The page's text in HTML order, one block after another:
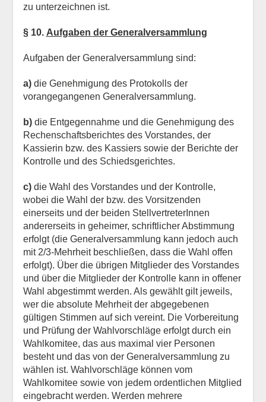
zu unterzeichnen ist.
§ 10. Aufgaben der Generalversammlung
Aufgaben der Generalversammlung sind:
a)die Genehmigung des Protokolls der
vorangegangenen Generalversammlung.
b)die Entgegennahme und die Genehmigung des
Rechenschaftsberichtes des Vorstandes, der
Kassierin bzw. des Kassiers sowie der Berichte der
Kontrolle und des Schiedsgerichtes.
c)die Wahl des Vorstandes und der Kontrolle,
wobei die Wahl der bzw. des Vorsitzenden
einerseits und der beiden StellvertreterInnen
andererseits in geheimer, schriftlicher Abstimmung
erfolgt (die Generalversammlung kann jedoch auch
mit 2/3-Mehrheit beschließen, dass die Wahl offen
erfolgt). Über die übrigen Mitglieder des Vorstandes
und über die Mitglieder der Kontrolle kann in offener
Wahl abgestimmt werden. Als gewählt gilt jeweils,
wer die absolute Mehrheit der abgegebenen
gültigen Stimmen auf sich vereint. Die Vorbereitung
und Prüfung der Wahlvorschläge erfolgt durch ein
Wahlkomitee, das aus maximal vier Personen
besteht und das von der Generalversammlung zu
wählen ist. Wahlvorschläge können vom
Wahlkomitee sowie von jedem ordentlichen Mitglied
eingebracht werden. Werden mehrere